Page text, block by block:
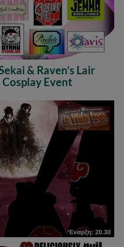
& Raven’s Lair
Event